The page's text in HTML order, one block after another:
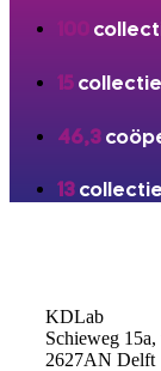
100
15
46,3
13
KDLab
Schieweg
2627AN Delft